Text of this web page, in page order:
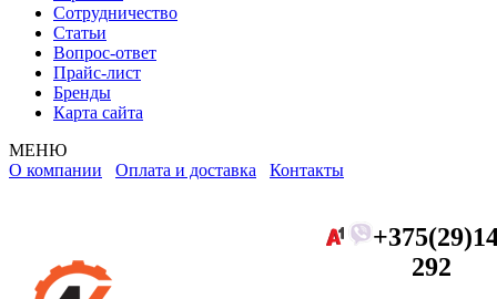
Сотрудничество
Статьи
Вопрос-ответ
Прайс-лист
Бренды
Карта сайта
МЕНЮ
О компании Оплата и доставка Контакты
292